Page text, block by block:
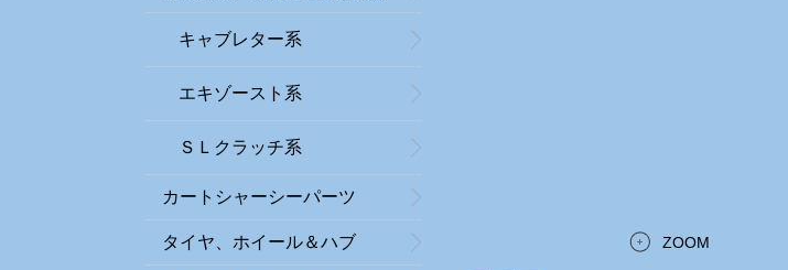
ZOOM
キャブレター系
エキゾースト系
ＳＬクラッチ系
カートシャーシーパーツ
タイヤ、ホイール＆ハブ